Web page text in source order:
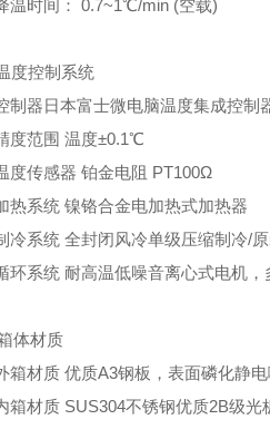
温时间： 0.7~1℃/min (空载)
度控制系统
制器日本富士微电脑温度集成控制
度范围 温度±0.1℃
度传感器 铂金电阻 PT100Ω
热系统 镍铬合金电加热式加热器
冷系统 全封闭风冷单级压缩制冷/
环系统 耐高温低噪音离心式电机
体材质
箱材质 优质A3钢板，表面磷化静
箱材质 SUS304不锈钢优质2B级光